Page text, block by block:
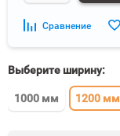
Сравнение
Выберите ширину:
1000 мм 1200 мм